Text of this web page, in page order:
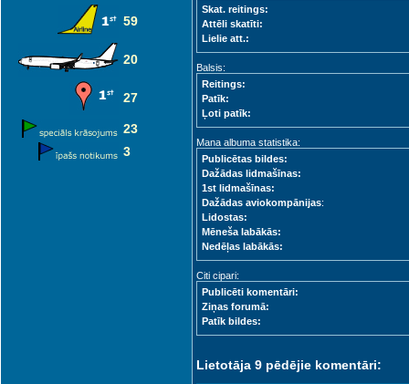
59
20
27
23
3
Skat. reitings:
Attēli skatīti:
Lielie att.:
Balsis:
Reitings:
Patīk:
Ļoti patīk:
Mana albuma statistika:
Publicētas bildes:
Dažādas lidmašīnas:
1st lidmašīnas:
Dažādas aviokompānijas:
Lidostas:
Mēneša labākās:
Nedēļas labākās:
Citi cipari:
Publicēti komentāri:
Ziņas forumā:
Patīk bildes:
Lietotāja 9 pēdējie komentāri: